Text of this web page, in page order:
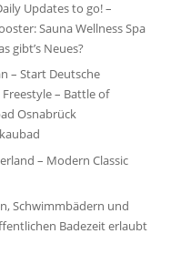
Updates to go! –
Sauna Wellness Spa
gibt’s Neues?
– Start Deutsche
– Battle of
Osnabrück
– Modern Classic
Schwimmbädern und
Badezeit erlaubt